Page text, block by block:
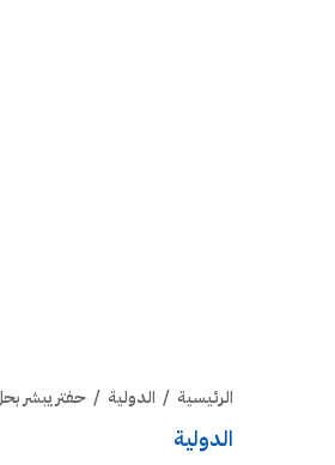
الرئيسية / الدولية / حفتر يبشر
الدولية